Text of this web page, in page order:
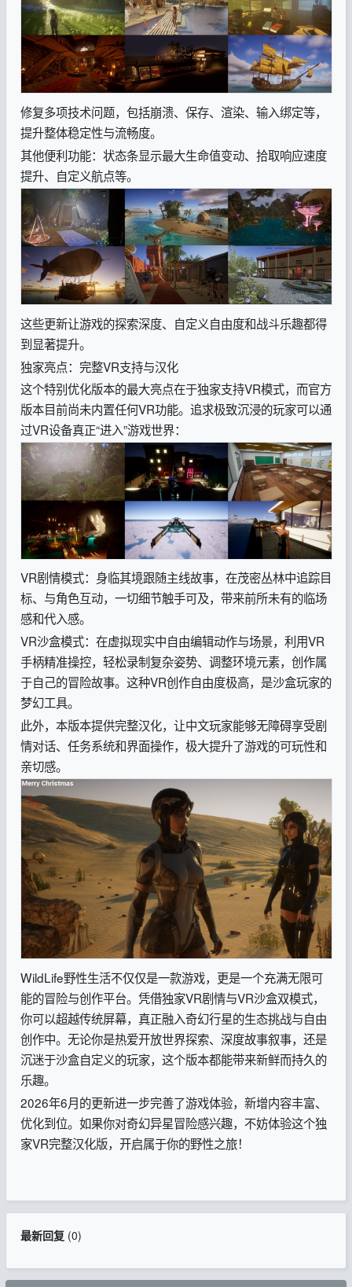
修复多项技术问题，包括崩溃、保存、渲染、输入绑定等，
提升整体稳定性与流畅度。
其他便利功能：状态条显示最大生命值变动、拾取响应速度
提升、自定义航点等。
这些更新让游戏的探索深度、自定义自由度和战斗乐趣都得
到显著提升。
独家亮点：完整VR支持与汉化
这个特别优化版本的最大亮点在于独家支持VR模式，而官方
版本目前尚未内置任何VR功能。追求极致沉浸的玩家可以通
过VR设备真正“进入”游戏世界：
VR剧情模式：身临其境跟随主线故事，在茂密丛林中追踪目
标、与角色互动，一切细节触手可及，带来前所未有的临场
感和代入感。
VR沙盒模式：在虚拟现实中自由编辑动作与场景，利用VR
手柄精准操控，轻松录制复杂姿势、调整环境元素，创作属
于自己的冒险故事。这种VR创作自由度极高，是沙盒玩家的
梦幻工具。
此外，本版本提供完整汉化，让中文玩家能够无障碍享受剧
情对话、任务系统和界面操作，极大提升了游戏的可玩性和
亲切感。
WildLife野性生活不仅仅是一款游戏，更是一个充满无限可
能的冒险与创作平台。凭借独家VR剧情与VR沙盒双模式，
你可以超越传统屏幕，真正融入奇幻行星的生态挑战与自由
创作中。无论你是热爱开放世界探索、深度故事叙事，还是
沉迷于沙盒自定义的玩家，这个版本都能带来新鲜而持久的
乐趣。
2026年6月的更新进一步完善了游戏体验，新增内容丰富、
优化到位。如果你对奇幻异星冒险感兴趣，不妨体验这个独
家VR完整汉化版，开启属于你的野性之旅！
最新回复(0)